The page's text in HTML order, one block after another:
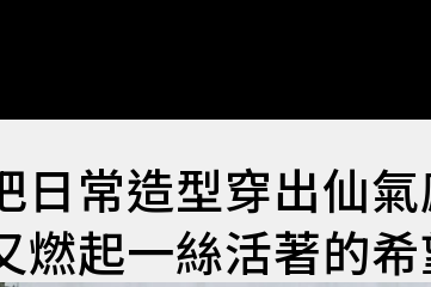
日常造型穿出仙
燃起一絲活著的希